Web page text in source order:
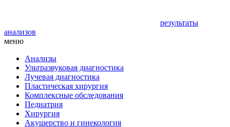
результаты
анализов
меню
Анализы
Ультразвуковая диагностика
Лучевая диагностика
Пластическая хирургия
Комплексные обследования
Педиатрия
Хирургия
Акушерство и гинекология